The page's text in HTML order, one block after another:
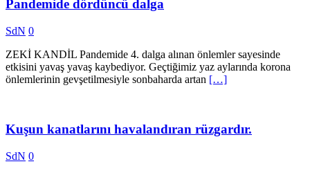
Pandemide dördüncü dalga
SdN 0
ZEKİ KANDİL Pandemide 4. dalga alınan önlemler sayesinde
etkisini yavaş yavaş kaybediyor. Geçtiğimiz yaz aylarında korona
önlemlerinin gevşetilmesiyle sonbaharda artan […]
Kuşun kanatlarını havalandıran rüzgardır.
SdN 0